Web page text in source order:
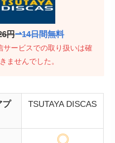
円⇀14日間無料
サービスでの取り扱いは確
ませんでした。
プ
TSUTAYA DISCAS